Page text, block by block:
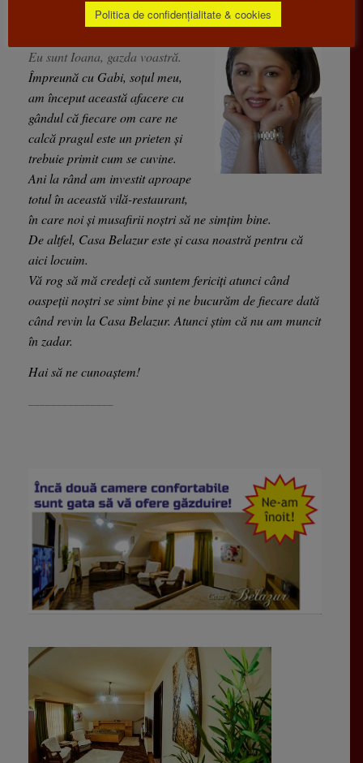
Bine ați venit la Casa Belazur!
Eu sunt Ioana, gazda voastră.
Împreună cu Gabi, soțul meu,
am început această afacere cu
gândul că fiecare om care ne
calcă pragul este un prieten și
trebuie primit cum se cuvine.
Ani la rând am investit aproape
totul în această vilă-restaurant,
în care noi și musafirii noștri să ne simțim bine.
De altfel, Casa Belazur este și casa noastră pentru că
aici locuim.
Vă rog să mă credeți că suntem fericiți atunci când
oaspeții noștri se simt bine și ne bucurăm de fiecare dată
când revin la Casa Belazur. Atunci știm că nu am muncit
în zadar.
Hai să ne cunoaștem!
Politica de confidențialitate & cookies